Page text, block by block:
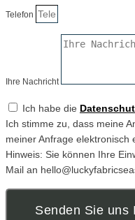
Telefon
Ihre Nachricht
Ich habe die
Ich stimme zu, dass meine
meiner Anfrage elektronisch
Hinweis: Sie können Ihre
Mail an
Senden Sie uns